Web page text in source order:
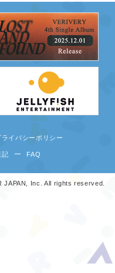
ライバシーポリシー
記 FAQ
Inc. All rights reserved.